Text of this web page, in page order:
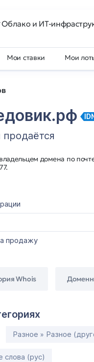
Облако и ИТ-
Мои ставки Мои
домена по
продажу
Whois
Разное » Разное
слова (рус)